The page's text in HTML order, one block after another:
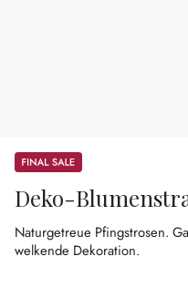
Sale
Deko-
Naturgetreue Pfingstrosen.
welkende Dekoration.